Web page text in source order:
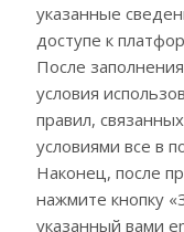
указанные
доступе к
После
условия
правил,
условиями все в
Наконец, после
нажмите кнопку
указанный вами